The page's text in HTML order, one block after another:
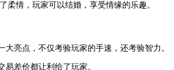
柔情，玩家可以结婚，享受情缘的乐趣。
大亮点，不仅考验玩家的手速，还考验智力。
易差价都让利给了玩家。